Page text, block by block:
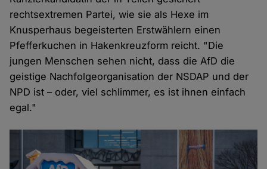
rechtsextremen Partei, wie sie als Hexe im
Knusperhaus begeisterten Erstwählern einen
Pfefferkuchen in Hakenkreuzform reicht. "Die
jungen Menschen sehen nicht, dass die AfD die
geistige Nachfolgeorganisation der NSDAP und der
NPD ist – oder, viel schlimmer, es ist ihnen einfach
egal."